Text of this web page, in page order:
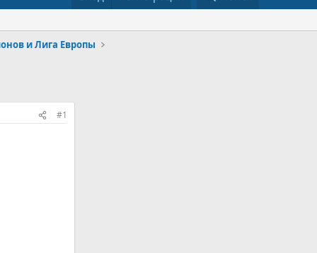
и Лига Европы
#1